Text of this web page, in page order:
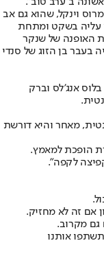
וינקל, שהוא גם אב
עליה בשקט ומתחת
האופנה של שנקר
בעבר בן הזוג של סנדי
אנג'לס וברק
מאחר והיא דורשת
הופכת למאמץ.
לקפה".
אם זה לא מחזיק.
מקרוב.
אותנו